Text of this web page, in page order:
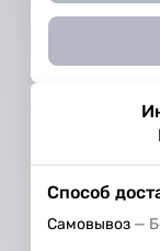
Способ
Самовывоз